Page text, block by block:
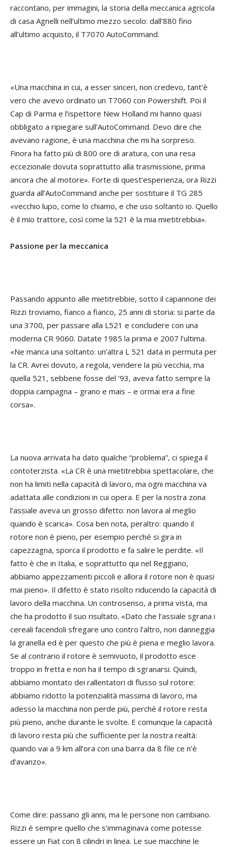
raccontano, per immagini, la storia della meccanica agricola
di casa Agnelli nell’ultimo mezzo secolo: dall’880 fino
all’ultimo acquisto, il T7070 AutoCommand.
«Una macchina in cui, a esser sinceri, non credevo, tant’è
vero che avevo ordinato un T7060 con Powershift. Poi il
Cap di Parma e l’ispettore New Holland mi hanno quasi
obbligato a ripiegare sull’AutoCommand. Devo dire che
avevano ragione, è una macchina che mi ha sorpreso.
Finora ha fatto più di 800 ore di aratura, con una resa
eccezionale dovuta soprattutto alla trasmissione, prima
ancora che al motore». Forte di quest’esperienza, ora Rizzi
guarda all’AutoCommand anche per sostituire il TG 285
«vecchio lupo, come lo chiamo, e che uso soltanto io. Quello
è il mio trattore, così come la 521 è la mia mietitrebbia».
Passione per la meccanica
Passando appunto alle mietitrebbie, sotto il capannone dei
Rizzi troviamo, fianco a fianco, 25 anni di storia: si parte da
una 3700, per passare alla L521 e concludere con una
moderna CR 9060. Datate 1985 la prima e 2007 l’ultima.
«Ne manca una soltanto: un’altra L 521 data in permuta per
la CR. Avrei dovuto, a regola, vendere la più vecchia, ma
quella 521, sebbene fosse del ’93, aveva fatto sempre la
doppia campagna – grano e mais – e ormai era a fine
corsa».
La nuova arrivata ha dato qualche “problema”, ci spiega il
contoterzista. «La CR è una mietitrebbia spettacolare, che
non ha limiti nella capacità di lavoro, ma ogni macchina va
adattata alle condizioni in cui opera. E per la nostra zona
l’assiale aveva un grosso difetto: non lavora al meglio
quando è scarica». Cosa ben nota, peraltro: quando il
rotore non è pieno, per esempio perché si gira in
capezzagna, sporca il prodotto e fa salire le perdite. «Il
fatto è che in Italia, e soprattutto qui nel Reggiano,
abbiamo appezzamenti piccoli e allora il rotore non è quasi
mai pieno». Il difetto è stato risolto riducendo la capacità di
lavoro della macchina. Un controsenso, a prima vista, ma
che ha prodotto il suo risultato. «Dato che l’assiale sgrana i
cereali facendoli sfregare uno contro l’altro, non danneggia
la granella ed è per questo che più è piena e meglio lavora.
Se al contrario il rotore è semivuoto, il prodotto esce
troppo in fretta e non ha il tempo di sgranarsi. Quindi,
abbiamo montato dei rallentatori di flusso sul rotore:
abbiamo ridotto la potenzialità massima di lavoro, ma
adesso la macchina non perde più, perché il rotore resta
più pieno, anche durante le svolte. E comunque la capacità
di lavoro resta più che sufficiente per la nostra realtà:
quando vai a 9 km all’ora con una barra da 8 file ce n’è
d’avanzo».
Come dire: passano gli anni, ma le persone non cambiano.
Rizzi è sempre quello che s’immaginava come potesse
essere un Fiat con 8 cilindri in linea. Le sue macchine le